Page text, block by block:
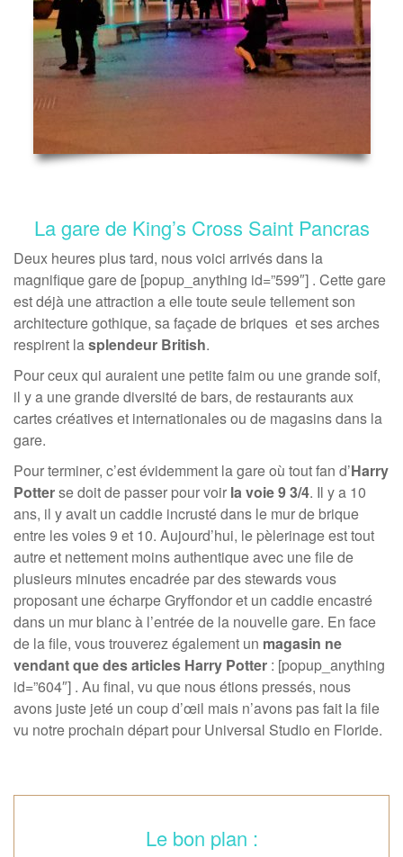
La gare de King’s Cross Saint Pancras
Deux heures plus tard, nous voici arrivés dans la
magnifique gare de [popup_anything id=”599″] . Cette gare
est déjà une attraction a elle toute seule tellement son
architecture gothique, sa façade de briques et ses arches
respirent lasplendeur British.
Pour ceux qui auraient une petite faim ou une grande soif,
il y a une grande diversité de bars, de restaurants aux
cartes créatives et internationales ou de magasins dans la
gare.
Pour terminer, c’est évidemment la gare où tout fan d’Harry
Potterse doit de passer pour voir la voie 9 3/4. Il y a 10
ans, il y avait un caddie incrusté dans le mur de brique
entre les voies 9 et 10. Aujourd’hui, le pèlerinage est tout
autre et nettement moins authentique avec une file de
plusieurs minutes encadrée par des stewards vous
proposant une écharpe Gryffondor et un caddie encastré
dans un mur blanc à l’entrée de la nouvelle gare. En face
de la file, vous trouverez également un magasin ne
vendant que des articles Harry Potter : [popup_anything
id=”604″] . Au final, vu que nous étions pressés, nous
avons juste jeté un coup d’œil mais n’avons pas fait la file
vu notre prochain départ pour Universal Studio en Floride.
Le bon plan :